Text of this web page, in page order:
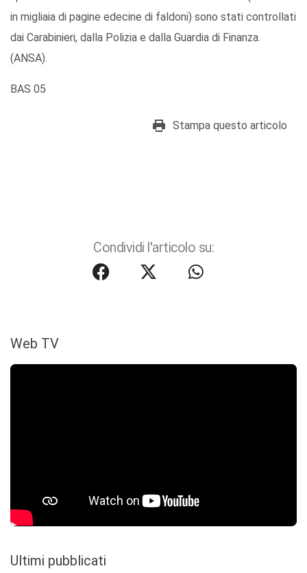
in migliaia di pagine edecine di faldoni) sono stati controllati
dai Carabinieri, dalla Polizia e dalla Guardia di Finanza.
(ANSA).
BAS 05
Stampa questo articolo
Condividi l'articolo su:
Web TV
Ultimi pubblicati